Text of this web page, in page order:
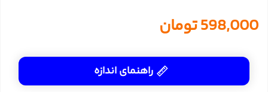
598,000تومان
راهنمای اندازه